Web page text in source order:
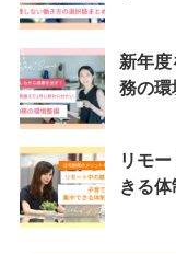
新年
務の環
リモ
きる体